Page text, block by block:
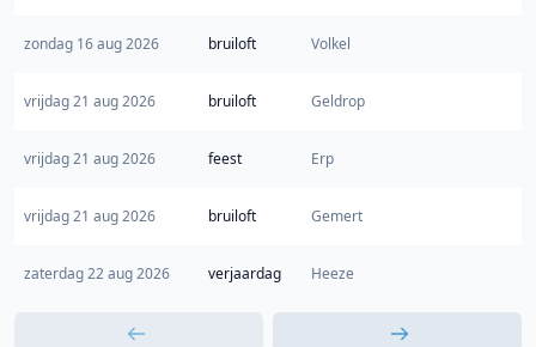
zondag 16 aug 2026 bruiloft Volkel
vrijdag 21 aug 2026 bruiloft Geldrop
vrijdag 21 aug 2026 feest Erp
vrijdag 21 aug 2026 bruiloft Gemert
zaterdag 22 aug 2026 verjaardag Heeze